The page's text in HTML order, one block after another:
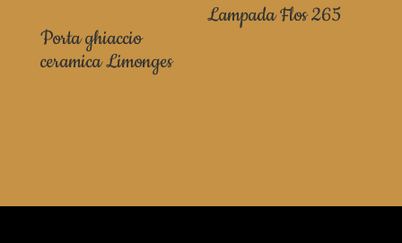
Porta ghiaccio
ceramica Limonges
Lampada Flos 265